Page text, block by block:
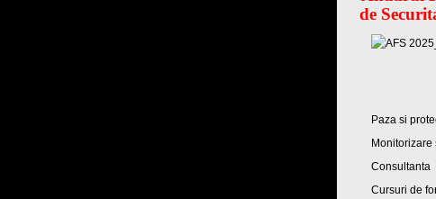
de
Paza si
Monitorizare
Consultanta
Cursuri de